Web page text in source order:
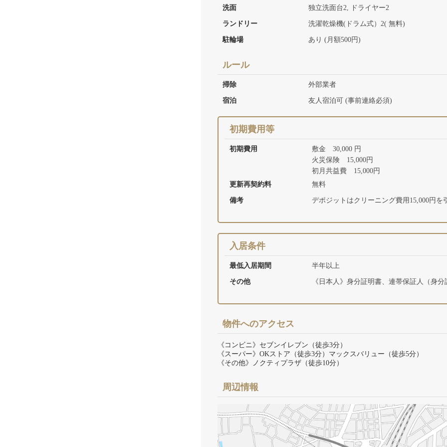
洗面 独立洗面台2, ドライヤー2
ランドリー 洗濯乾燥機(ドラム式）2( 無料)
駐輪場 あり (月額500円)
ルール
掃除 外部業者
宿泊 友人宿泊可 (事前連絡必須)
初期費用等
初期費用
敷金 30,000 円
火災保険 15,000円
初月共益費 15,000円
更新再契約料
無料
備考 デポジットはクリーニング費用15,000円を
入居条件
最低入居期間 半年以上
その他 《日本人》身分証明書、連帯保証人（身分
物件へのアクセス
《コンビニ》セブンイレブン（徒歩3分）
《スーパー》OKストア（徒歩3分）マックスバリュー（徒歩5分）
《その他》ノクティプラザ（徒歩10分）
周辺情報